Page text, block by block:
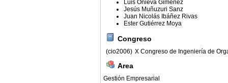
Luis Onieva Giménez
Jesús Muñuzuri Sanz
Juan Nicolás Ibáñez Rivas
Ester Gutiérrez Moya
Congreso
(cio2006) X Congreso de Ingeniería de
Area
Gestión Empresarial